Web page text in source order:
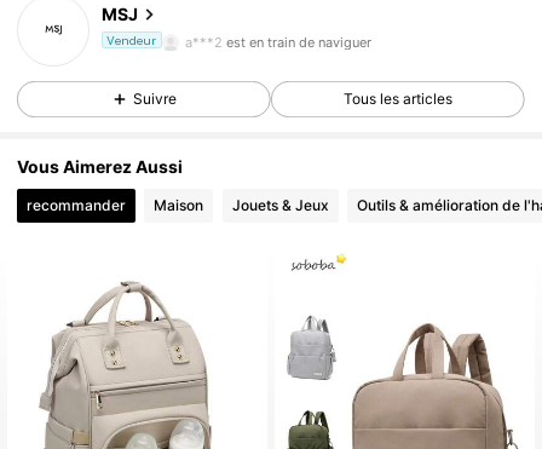
MSJ
Vendeur
a***2 est en train de naviguer
8.7K Suiveurs
Suivre Tous les articles
Vous Aimerez Aussi
recommander Maison Jouets & Jeux Outils & amélioration de